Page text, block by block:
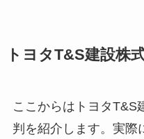
トヨタT&S建設株
ここからはトヨタT&S
判を紹介します。実際